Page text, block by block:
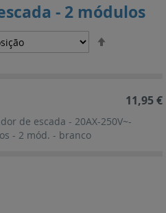
- 2 módulos
de escada - 20AX-250V~-
- 2 mód. - branco
11,95 €